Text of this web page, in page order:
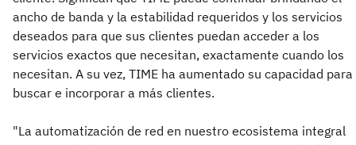
ancho de banda y la estabilidad requeridos y los servicios
deseados para que sus clientes puedan acceder a los
servicios exactos que necesitan, exactamente cuando los
necesitan. A su vez, TIME ha aumentado su capacidad para
buscar e incorporar a más clientes.
"La automatización de red en nuestro ecosistema integral